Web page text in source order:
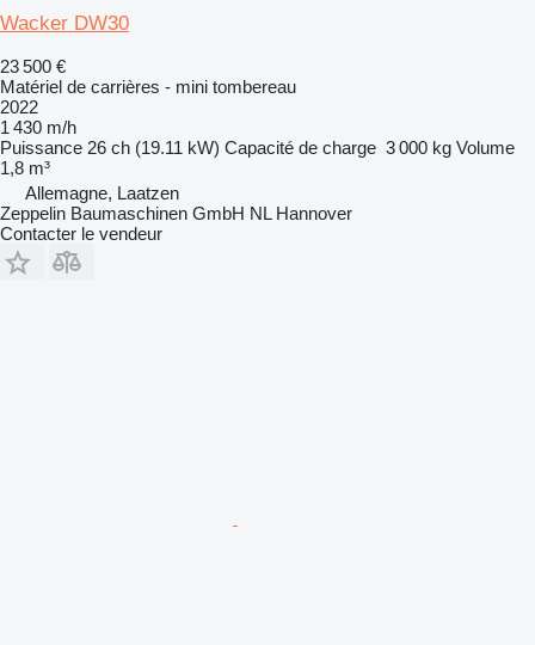
Wacker DW30
23 500 €
Matériel de carrières - mini tombereau
2022
1 430 m/h
Puissance 26 ch (19.11 kW) Capacité de charge 3 000 kg Volume
1,8 m³
Allemagne, Laatzen
Zeppelin Baumaschinen GmbH NL Hannover
Contacter le vendeur